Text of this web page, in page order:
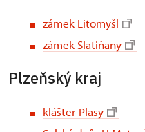
zámek Litomyšl
zámek Slatiňany
Plzeňský kraj
klášter Plasy